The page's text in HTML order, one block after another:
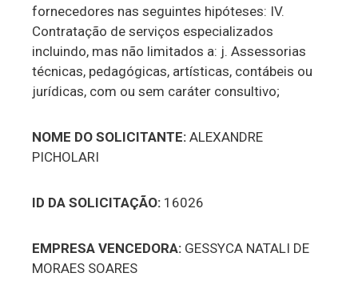
fornecedores nas seguintes hipóteses: IV.
Contratação de serviços especializados
incluindo, mas não limitados a: j. Assessorias
técnicas, pedagógicas, artísticas, contábeis ou
jurídicas, com ou sem caráter consultivo;
NOME DO SOLICITANTE: ALEXANDRE
PICHOLARI
ID DA SOLICITAÇÃO: 16026
EMPRESA VENCEDORA: GESSYCA NATALI DE
MORAES SOARES